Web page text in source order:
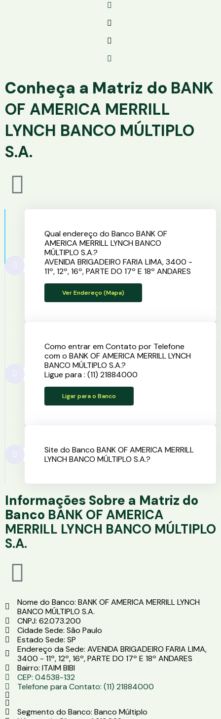
Conheça a Matriz do BANK
OF AMERICA MERRILL
LYNCH BANCO MÚLTIPLO
S.A.
Qual endereço do Banco BANK OF
AMERICA MERRILL LYNCH BANCO
MÚLTIPLO S.A.?
AVENIDA BRIGADEIRO FARIA LIMA, 3400 -
11º, 12º, 16º, PARTE DO 17º E 18º ANDARES
Ver Endereço (Mapa)
Como entrar em Contato por Telefone
com o BANK OF AMERICA MERRILL LYNCH
BANCO MÚLTIPLO S.A.?
Ligue para : (11) 21884000
Ligar para o Banco
Site do Banco BANK OF AMERICA MERRILL
LYNCH BANCO MÚLTIPLO S.A.?
Informações Sobre a Matriz do
Banco BANK OF AMERICA
MERRILL LYNCH BANCO MÚLTIPLO
S.A.
Nome do Banco: BANK OF AMERICA MERRILL LYNCH
BANCO MÚLTIPLO S.A.
CNPJ: 62.073.200
Cidade Sede: São Paulo
Estado Sede: SP
Endereço da Sede: AVENIDA BRIGADEIRO FARIA LIMA,
3400 - 11º, 12º, 16º, PARTE DO 17º E 18º ANDARES
Bairro: ITAIM BIBI
CEP: 04538-132
Telefone para Contato: (11) 21884000
Segmento do Banco: Banco Múltiplo